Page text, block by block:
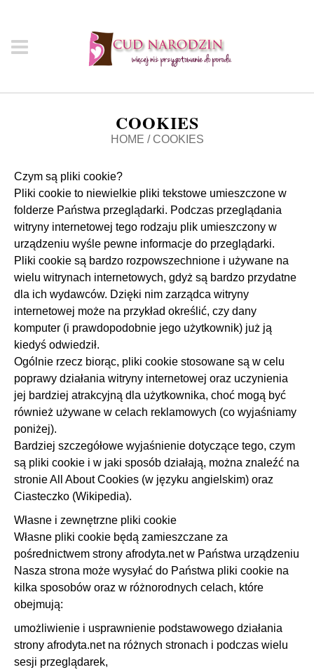
COOKIES
HOME / COOKIES
Czym są pliki cookie?
Pliki cookie to niewielkie pliki tekstowe umieszczone w
folderze Państwa przeglądarki. Podczas przeglądania
witryny internetowej tego rodzaju plik umieszczony w
urządzeniu wyśle pewne informacje do przeglądarki.
Pliki cookie są bardzo rozpowszechnione i używane na
wielu witrynach internetowych, gdyż są bardzo przydatne
dla ich wydawców. Dzięki nim zarządca witryny
internetowej może na przykład określić, czy dany
komputer (i prawdopodobnie jego użytkownik) już ją
kiedyś odwiedził.
Ogólnie rzecz biorąc, pliki cookie stosowane są w celu
poprawy działania witryny internetowej oraz uczynienia
jej bardziej atrakcyjną dla użytkownika, choć mogą być
również używane w celach reklamowych (co wyjaśniamy
poniżej).
Bardziej szczegółowe wyjaśnienie dotyczące tego, czym
są pliki cookie i w jaki sposób działają, można znaleźć na
stronie All About Cookies (w języku angielskim) oraz
Ciasteczko (Wikipedia).
Własne i zewnętrzne pliki cookie
Własne pliki cookie będą zamieszczane za
pośrednictwem strony afrodyta.net w Państwa urządzeniu
Nasza strona może wysyłać do Państwa pliki cookie na
kilka sposobów oraz w różnorodnych celach, które
obejmują:
umożliwienie i usprawnienie podstawowego działania
strony afrodyta.net na różnych stronach i podczas wielu
sesji przeglądarek,